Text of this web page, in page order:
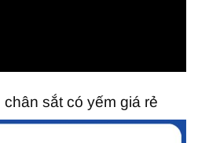
sắt có yếm giá rẻ